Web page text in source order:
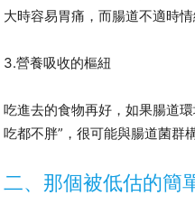
大時容易胃痛，而腸道不適時情
3.營養吸收的樞紐
吃進去的食物再好，如果腸道
吃都不胖”，很可能與腸道菌群
二、那個被低估的簡